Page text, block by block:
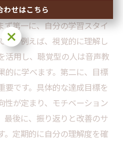
、自分に合った勉強法を見つ
ず第一に、自分の学習スタイ
す。例えば、視覚的に理解し
活用し、聴覚型の人は音声教
的に学べます。第二に、目標
要です。具体的な達成目標を
性が定まり、モチベーション
最後に、振り返りと改善のサ
。定期的に自分の理解度を確
わせはこちら
わせはこちら